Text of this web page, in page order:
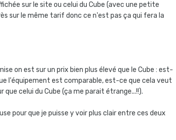
sur le site ou celui du Cube (avec une petite
sur le même tarif donc ce n'est pas ça qui fera la
on est sur un prix bien plus élevé que le Cube : est-
l'équipement est comparable, est-ce que cela veut
que celui du Cube (ça me parait étrange...!!).
pour que je puisse y voir plus clair entre ces deux